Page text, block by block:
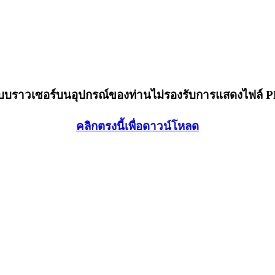
บราวเซอร์บนอุปกรณ์ของท่านไม่รองรับการแสดงไฟล์
คลิกตรงนี้เพื่อดาวน์โหลด